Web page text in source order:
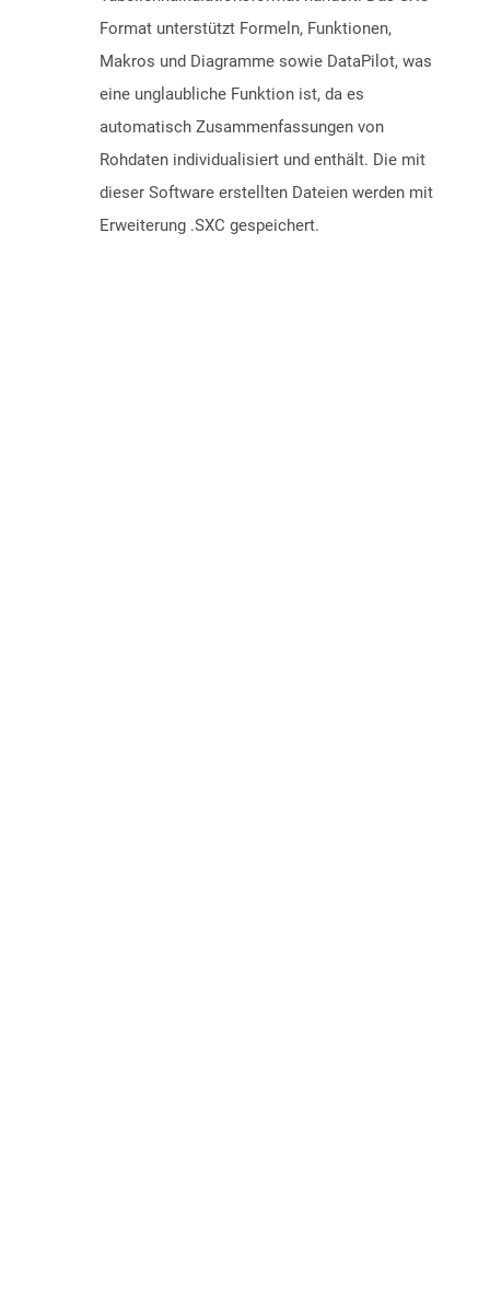
Format unterstützt Formeln, Funktionen,
Makros und Diagramme sowie DataPilot, was
eine unglaubliche Funktion ist, da es
automatisch Zusammenfassungen von
Rohdaten individualisiert und enthält. Die mit
dieser Software erstellten Dateien werden mit
Erweiterung .SXC gespeichert.